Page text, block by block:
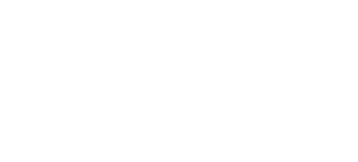
und Gründe fürs Zuspätkommen - fällt dir
Dann ran an die Stifte, fertig, los!